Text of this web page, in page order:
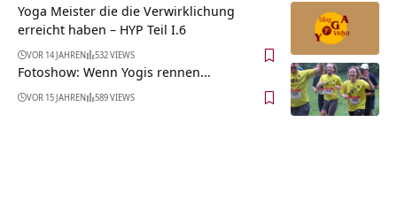
Yoga Meister die die Verwirklichung
erreicht haben – HYP Teil I.6
VOR 14 JAHREN 532 VIEWS
Fotoshow: Wenn Yogis rennen…
VOR 15 JAHREN 589 VIEWS